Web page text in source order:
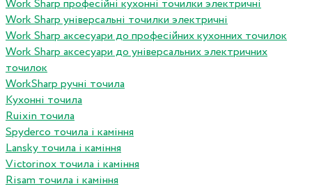
Work Sharp професiйнi кухоннi точилки электричнi
Work Sharp унiверсальнi точилки электричнi
Work Sharp аксесуари до професiйних кухонних точилок
Work Sharp аксесуари до унiверсальних электричних
точилок
WorkSharp ручні точила
Кухонні точила
Ruixin точила
Spyderco точила і каміння
Lansky точила і каміння
Victorinox точила і каміння
Risam точила і каміння